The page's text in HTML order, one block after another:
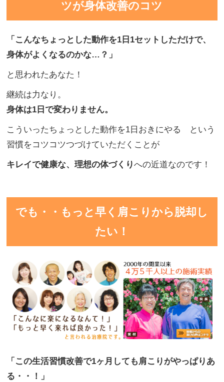
ツが身体改善のコツ
「こんなちょっとした動作を1日1セットしただけで、
身体がよくなるのかな… ？」
と思われたあなた！
継続は力なり。
身体は1日で変わりません。
こういったちょっとした動作を1日おきにやる という
習慣をコツコツつづけていただくことが
キレイで健康な、理想の体づくりへの近道なのです！
でも・・もっと早く肩こりから脱却し
たい！
「この生活習慣改善で1ヶ月しても肩こりがやっぱりあ
る・・！」